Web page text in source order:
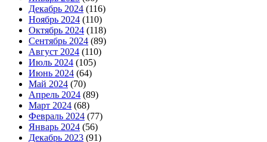
Декабрь 2024 (116)
Ноябрь 2024 (110)
Октябрь 2024 (118)
Сентябрь 2024 (89)
Август 2024 (110)
Июль 2024 (105)
Июнь 2024 (64)
Май 2024 (70)
Апрель 2024 (89)
Март 2024 (68)
Февраль 2024 (77)
Январь 2024 (56)
Декабрь 2023 (91)